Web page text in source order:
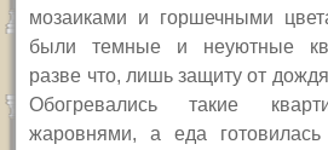
мозаиками и горшечными
были темные и неуютные
разве что, лишь защиту от
Обогревались такие
жаровнями, а еда